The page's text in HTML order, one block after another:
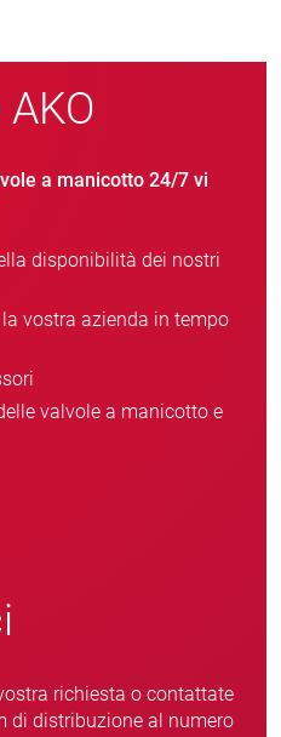
a manicotto 24/7 vi
disponibilità dei nostri
vostra azienda in tempo
valvole a manicotto e
richiesta o contattate
di distribuzione al numero